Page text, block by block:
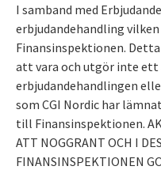
I samband med
erbjudandehandling
Finansinspektionen.
att vara och utgör inte
erbjudandehandlingen
som CGI Nordic har
till Finansinspektionen.
ATT NOGGRANT OCH I
FINANSINSPEKTIONEN